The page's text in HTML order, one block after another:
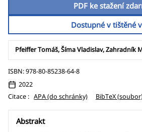
PDF ke stažení
Dostupné v tištěné
Pfeiffer Tomáš, Šíma Vladislav, Zahradník
ISBN: 978-80-85238-64-8
2022
Citace : APA (do schránky) BibTeX
Abstrakt